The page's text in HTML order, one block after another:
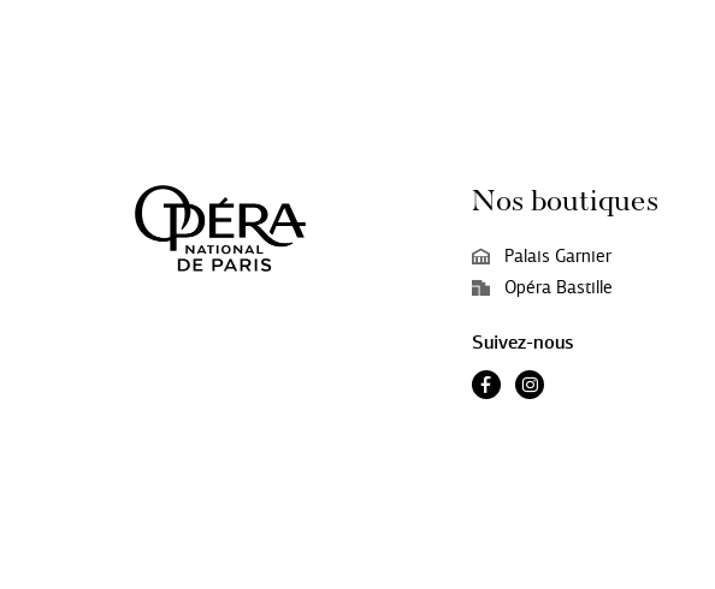
Nos boutiques
Palais Garnier
Opéra Bastille
Suivez-nous